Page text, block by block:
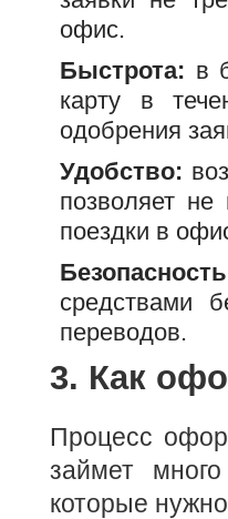
офис.
Быстрота: в
карту в
одобрения
Удобство:
позволяет
поездки в
средствами
переводов.
3. Как
Процесс
займет
которые